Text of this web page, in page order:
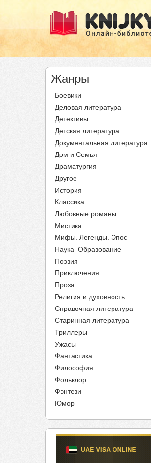
Жанры
Боевики
Деловая литература
Детективы
Детская литература
Документальная литература
Дом и Семья
Драматургия
Другое
История
Классика
Любовные романы
Мистика
Мифы. Легенды. Эпос
Наука, Образование
Поэзия
Приключения
Проза
Религия и духовность
Справочная литература
Старинная литература
Триллеры
Ужасы
Фантастика
Философия
Фольклор
Фэнтези
Юмор